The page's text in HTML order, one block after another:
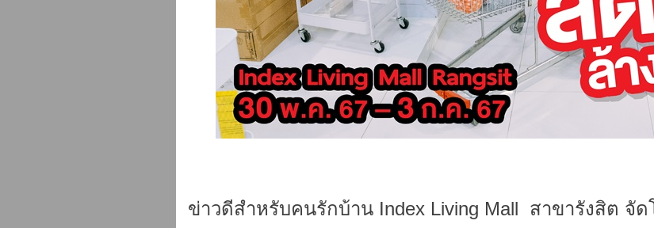
ข่าวดีสำหรับคนรักบ้าน Index Living Mall สาขารังสิต จัด